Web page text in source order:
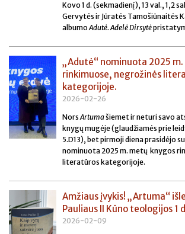
Kovo 1 d. (sekmadienį), 13 val., 1,2
Gervytės ir Jūratės Tamošiūnaitės
albumoAdutė. Adelė Dirsytė
„Adutė“ nominuota 2025
rinkimuose, negrožinės
kategorijoje.
2026-02-26
NorsArtumašiemet ir neturi savo
knygų mugėje (glaudžiamės prie
5.D13), bet pirmoji diena prasidėjo
nominuota 2025 m. metų knygos
literatūros kategorijoje.
Amžiaus įvykis! „Artuma“
Pauliaus II Kūno teologijos 1
2026-02-09